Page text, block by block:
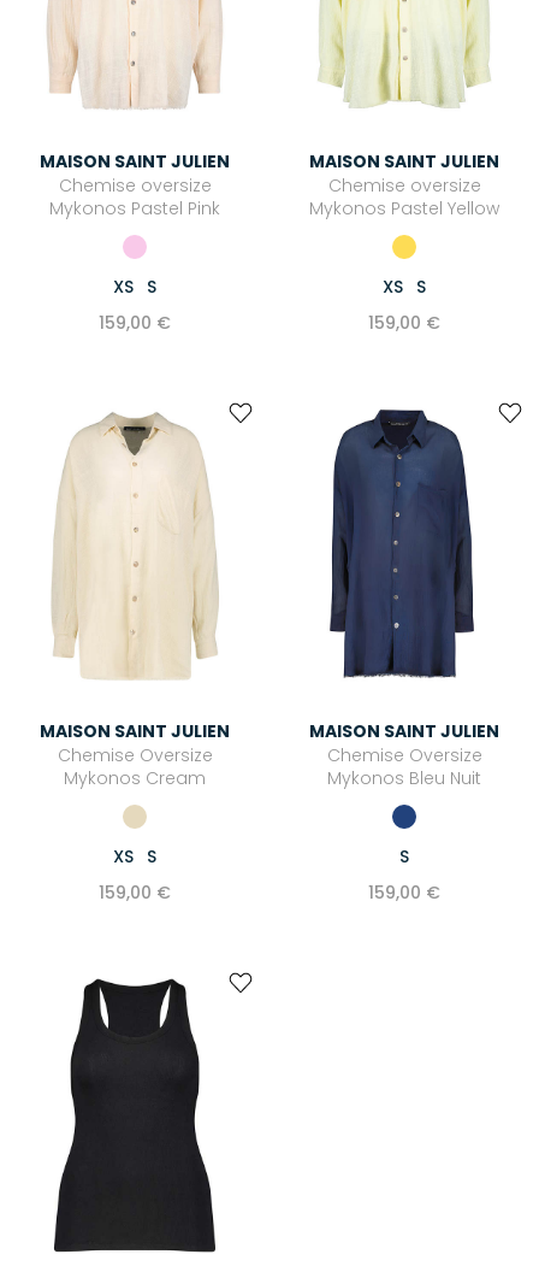
MAISON SAINT JULIEN
Chemise oversize
Mykonos Pastel Pink
XS S
159,00 €
MAISON SAINT JULIEN
Chemise oversize
Mykonos Pastel Yellow
XS S
159,00 €
MAISON SAINT JULIEN
Chemise Oversize
Mykonos Cream
XS S
159,00 €
MAISON SAINT JULIEN
Chemise Oversize
Mykonos Bleu Nuit
S
159,00 €